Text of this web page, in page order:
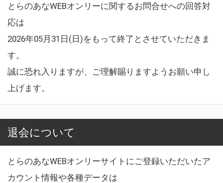
とらのあなWEBオンリーに関するお問合せへの回答対
応は
2026年05月31日(日)をもって終了とさせていただきま
す。
誠に恐れ入りますが、ご理解賜りますようお願い申し
上げます。
退会について
とらのあなWEBオンリーサイトにご登録いただいたア
カウント情報や各種データは